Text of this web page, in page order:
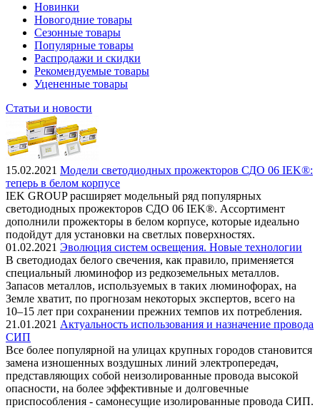
Новинки
Новогодние товары
Сезонные товары
Популярные товары
Распродажи и скидки
Рекомендуемые товары
Уцененные товары
Статьи и новости
15.02.2021 Модели светодиодных прожекторов СДО 06 IEK®:
теперь в белом корпусе
IEK GROUP расширяет модельный ряд популярных
светодиодных прожекторов СДО 06 IEK®. Ассортимент
дополнили прожекторы в белом корпусе, которые идеально
подойдут для установки на светлых поверхностях.
01.02.2021 Эволюция систем освещения. Новые технологии
В светодиодах белого свечения, как правило, применяется
специальный люминофор из редкоземельных металлов.
Запасов металлов, используемых в таких люминофорах, на
Земле хватит, по прогнозам некоторых экспертов, всего на
10–15 лет при сохранении прежних темпов их потребления.
21.01.2021 Актуальность использования и назначение провода
СИП
Все более популярной на улицах крупных городов становится
замена изношенных воздушных линий электропередач,
представляющих собой неизолированные провода высокой
опасности, на более эффективные и долговечные
приспособления - самонесущие изолированные провода СИП.